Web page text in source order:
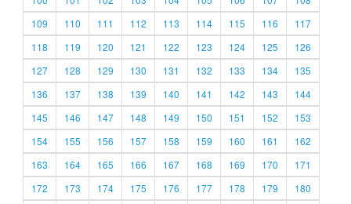
109
110 111 112 113 114 115 116
117
118
119 120 121 122 123 124 125
126
127
128 129 130 131 132 133 134
135
136
137 138 139 140 141 142 143
144
145
146 147 148 149 150 151 152
153
154
155 156 157 158 159 160 161
162
163
164 165 166 167 168 169 170
171
172
173 174 175 176 177 178 179
180